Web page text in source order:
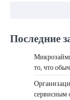
Последние
то, что
сервисным